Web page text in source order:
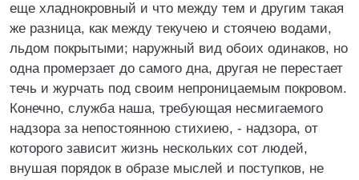
еще хладнокровный и что между тем и другим такая
же разница, как между текучею и стоячею водами,
льдом покрытыми; наружный вид обоих одинаков, но
одна промерзает до самого дна, другая не перестает
течь и журчать под своим непроницаемым покровом.
Конечно, служба наша, требующая несмигаемого
надзора за непостоянною стихиею, - надзора, от
которого зависит жизнь нескольких сот людей,
внушая порядок в образе мыслей и поступков, не